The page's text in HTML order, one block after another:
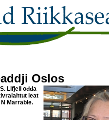
Oslos
Lifjell ođđa
leat
Marrable.